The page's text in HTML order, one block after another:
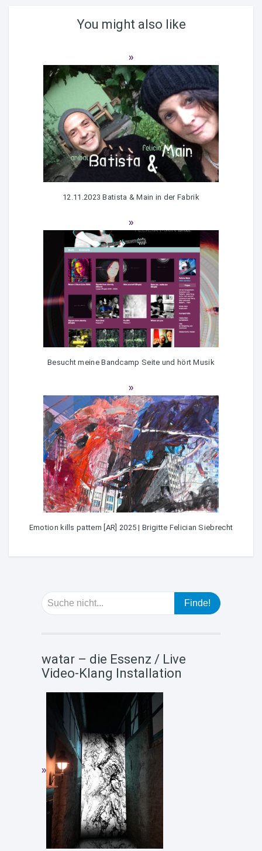
You might also like
12.11.2023 Batista & Main in der Fabrik
Besucht meine Bandcamp Seite und hört Musik
Emotion kills pattern [AR] 2025 | Brigitte Felician Siebrecht
watar – die Essenz / Live
Video-Klang Installation